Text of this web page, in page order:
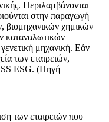
Περιλαμβάνονται
στην παραγωγή
βιομηχανικών χημικών
καταναλωτικών
μηχανική. Εάν
των εταιρειών,
ISS ESG. (Πηγή
των εταιρειών που